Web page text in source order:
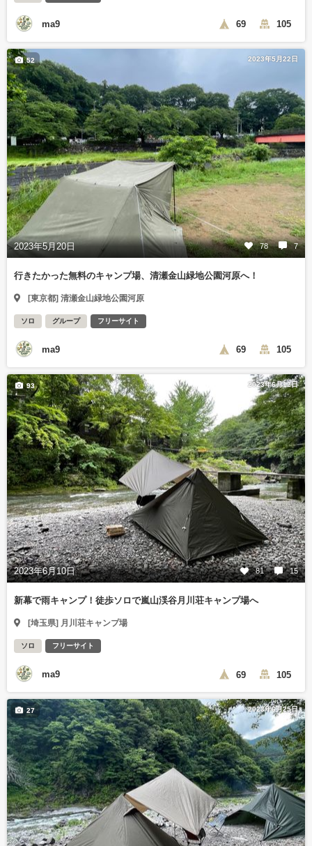
ma9 69 105
2023年5月22日
2023年5月20日 78 7
52
行きたかった無料のキャンプ場、清瀬金山緑地公園河原へ！
[東京都] 清瀬金山緑地公園河原
ソロ グループ フリーサイト
ma9 69 105
2023年6月12日
2023年6月10日 81 15
93
新幕で雨キャンプ！徒歩ソロで嵐山渓谷月川荘キャンプ場へ
[埼玉県] 月川荘キャンプ場
ソロ フリーサイト
ma9 69 105
2023年6月25日
27